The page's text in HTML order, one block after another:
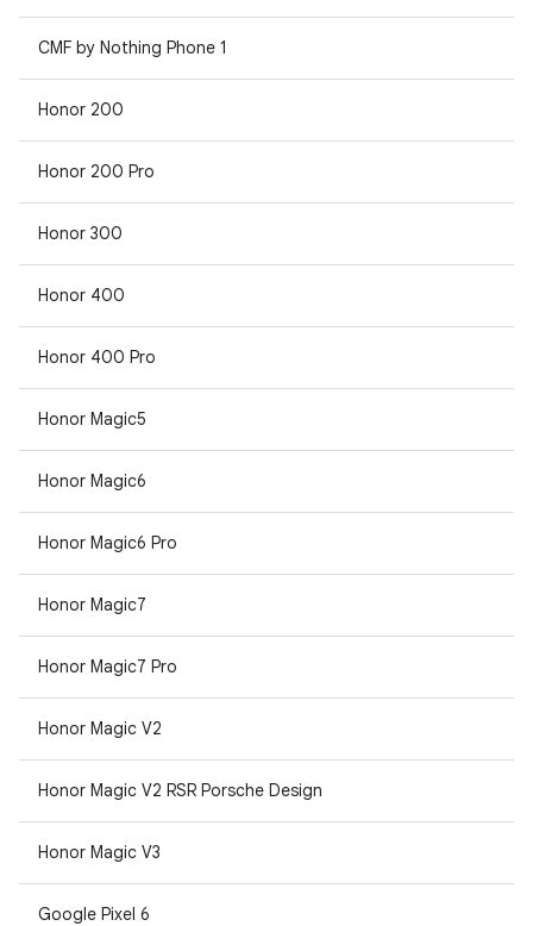
CMF by Nothing Phone 1
Honor 200
Honor 200 Pro
Honor 300
Honor 400
Honor 400 Pro
Honor Magic5
Honor Magic6
Honor Magic6 Pro
Honor Magic7
Honor Magic7 Pro
Honor Magic V2
Honor Magic V2 RSR Porsche Design
Honor Magic V3
Google Pixel 6